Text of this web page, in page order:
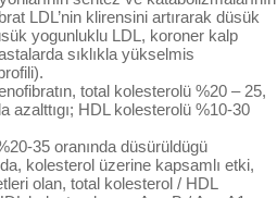
LDL’nin klirensini artırarak düsük
yogunluklu LDL, koroner kalp
sıklıkla yükselmis
total kolesterolü %20 – 25,
azalttıgı; HDL kolesterolü %10-30
35 oranında düsürüldügü
kolesterol üzerine kapsamlı etki,
olan, total kolesterol / HDL